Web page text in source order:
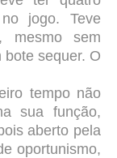
jogo. Teve
mesmo sem
sequer. O
tempo não
sua função,
aberto pela
oportunismo,